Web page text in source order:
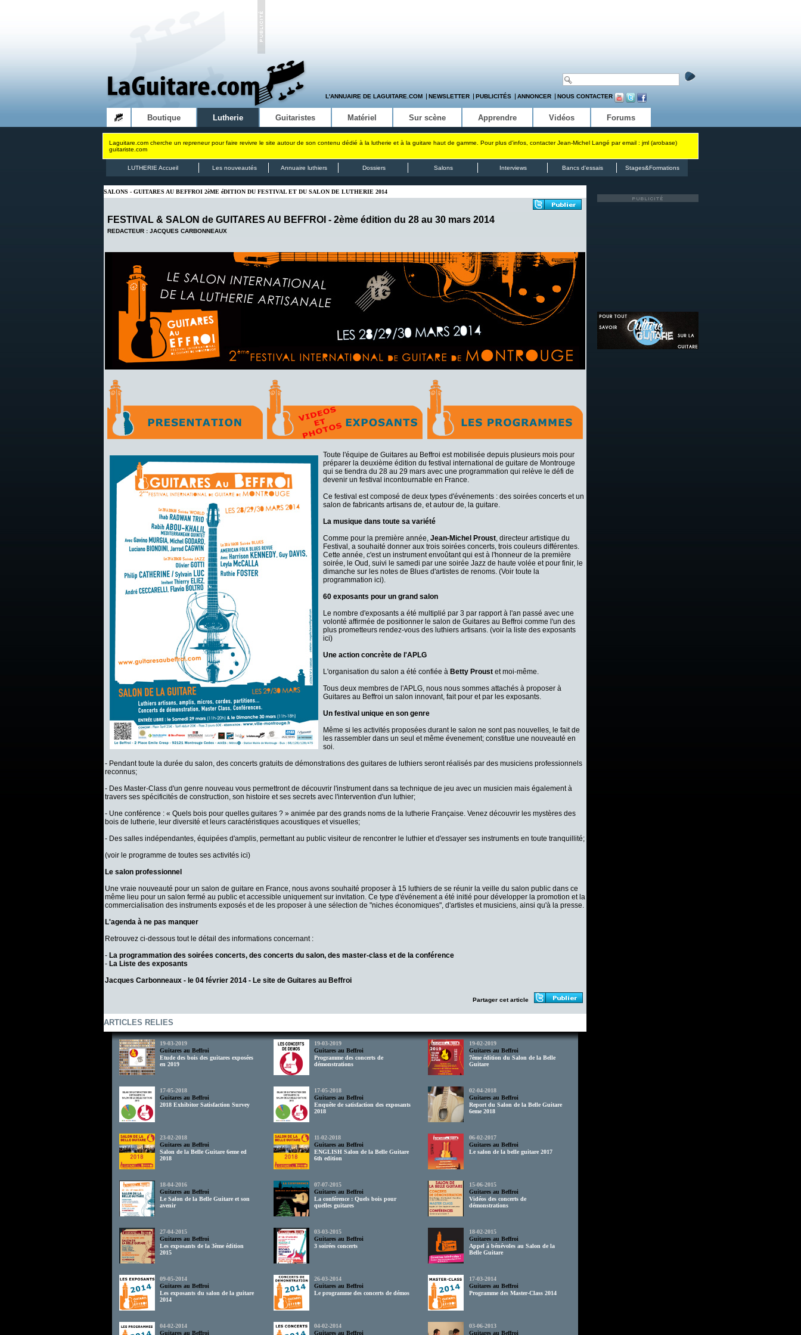
L'ANNUAIRE DE LAGUITARE.COM NEWSLETTER PUBLICITÉS ANNONCER NOUS CONTACTER
Boutique Lutherie Guitaristes Matériel Sur scène Apprendre Vidéos Forums
Laguitare.com cherche un repreneur pour faire revivre le site autour de son contenu dédié à la lutherie et à la guitare haut de gamme. Pour plus d'infos, contacter Jean-Michel Langé par email : jml (arobase)
guitariste.com
LUTHERIE Accueil Les nouveautés Annuaire luthiers Dossiers Salons Interviews Bancs d'essais Stages&Formations
SALONS - GUITARES AU BEFFROI 2èME éDITION DU FESTIVAL ET DU SALON DE LUTHERIE 2014
FESTIVAL & SALON de GUITARES AU BEFFROI - 2ème édition du 28 au 30 mars 2014
REDACTEUR : JACQUES CARBONNEAUX
Toute l'équipe de Guitares au Beffroi est mobilisée depuis plusieurs mois pour
préparer la deuxième édition du festival international de guitare de Montrouge
qui se tiendra du 28 au 29 mars avec une programmation qui relève le défi de
devenir un festival incontournable en France.
Ce festival est composé de deux types d'événements : des soirées concerts et un
salon de fabricants artisans de, et autour de, la guitare.
La musique dans toute sa variété
Comme pour la première année, Jean-Michel Proust, directeur artistique du
Festival, a souhaité donner aux trois soirées concerts, trois couleurs différentes.
Cette année, c'est un instrument envoûtant qui est à l'honneur de la première
soirée, le Oud, suivi le samedi par une soirée Jazz de haute volée et pour finir, le
dimanche sur les notes de Blues d'artistes de renoms. (Voir toute la
programmation ici).
60 exposants pour un grand salon
Le nombre d'exposants a été multiplié par 3 par rapport à l'an passé avec une
volonté affirmée de positionner le salon de Guitares au Beffroi comme l'un des
plus prometteurs rendez-vous des luthiers artisans. (voir la liste des exposants
ici)
Une action concrète de l'APLG
L'organisation du salon a été confiée à Betty Proust et moi-même.
Tous deux membres de l'APLG, nous nous sommes attachés à proposer à
Guitares au Beffroi un salon innovant, fait pour et par les exposants.
Un festival unique en son genre
Même si les activités proposées durant le salon ne sont pas nouvelles, le fait de
les rassembler dans un seul et même évenement; constitue une nouveauté en
soi.
- Pendant toute la durée du salon, des concerts gratuits de démonstrations des guitares de luthiers seront réalisés par des musiciens professionnels
reconnus;
- Des Master-Class d'un genre nouveau vous permettront de découvrir l'instrument dans sa technique de jeu avec un musicien mais également à
travers ses spécificités de construction, son histoire et ses secrets avec l'intervention d'un luthier;
- Une conférence : « Quels bois pour quelles guitares ? » animée par des grands noms de la lutherie Française. Venez découvrir les mystères des
bois de lutherie, leur diversité et leurs caractéristiques acoustiques et visuelles;
- Des salles indépendantes, équipées d'amplis, permettant au public visiteur de rencontrer le luthier et d'essayer ses instruments en toute tranquillité;
(voir le programme de toutes ses activités ici)
Le salon professionnel
Une vraie nouveauté pour un salon de guitare en France, nous avons souhaité proposer à 15 luthiers de se réunir la veille du salon public dans ce
même lieu pour un salon fermé au public et accessible uniquement sur invitation. Ce type d'événement a été initié pour développer la promotion et la
commercialisation des instruments exposés et de les proposer à une sélection de "niches économiques", d'artistes et musiciens, ainsi qu'à la presse.
L'agenda à ne pas manquer
Retrouvez ci-dessous tout le détail des informations concernant :
- La programmation des soirées concerts, des concerts du salon, des master-class et de la conférence
- La Liste des exposants
Jacques Carbonneaux - le 04 février 2014 - Le site de Guitares au Beffroi
Partager cet article
ARTICLES RELIES
19-03-2019
Guitares au Beffroi
Etude des bois des guitares exposées
en 2019
19-03-2019
Guitares au Beffroi
Programme des concerts de
démonstrations
19-02-2019
Guitares au Beffroi
7ème édition du Salon de la Belle
Guitare
17-05-2018
Guitares au Beffroi
2018 Exhibitor Satisfaction Survey
17-05-2018
Guitares au Beffroi
Enquête de satisfaction des exposants
2018
02-04-2018
Guitares au Beffroi
Report du Salon de la Belle Guitare
6eme 2018
23-02-2018
Guitares au Beffroi
Salon de la Belle Guitare 6eme ed
2018
11-02-2018
Guitares au Beffroi
ENGLISH Salon de la Belle Guitare
6th edition
06-02-2017
Guitares au Beffroi
Le salon de la belle guitare 2017
18-04-2016
Guitares au Beffroi
Le Salon de la Belle Guitare et son
avenir
07-07-2015
Guitares au Beffroi
La conférence : Quels bois pour
quelles guitares
15-06-2015
Guitares au Beffroi
Vidéos des concerts de
démonstrations
27-04-2015
Guitares au Beffroi
Les exposants de la 3ème édition
2015
03-03-2015
Guitares au Beffroi
3 soirées concerts
18-02-2015
Guitares au Beffroi
Appel à bénévoles au Salon de la
Belle Guitare
09-05-2014
Guitares au Beffroi
Les exposants du salon de la guitare
2014
26-03-2014
Guitares au Beffroi
Le programme des concerts de démos
17-03-2014
Guitares au Beffroi
Programme des Master-Class 2014
04-02-2014
Guitares au Beffroi
04-02-2014
Guitares au Beffroi
03-06-2013
Guitares au Beffroi